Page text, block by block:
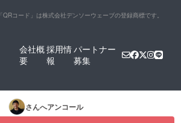
「QRコード」は株式会社デンソーウェーブの登録商標です。
会社概
要
採用情
報
パートナー
募集
さんへアンコール